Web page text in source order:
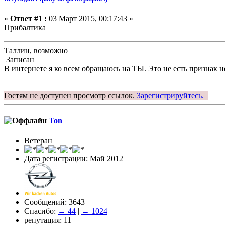
« Ответ #1 : 03 Март 2015, 00:17:43 »
Прибалтика
Таллин, возможно
Записан
В интернете я ко всем обращаюсь на ТЫ. Это не есть признак
Гостям не доступен просмотр ссылок. Зарегистрируйтесь.
Ton
Ветеран
Дата регистрации: Май 2012
Сообщений: 3643
Спасибо: → 44 | ← 1024
репутация: 11